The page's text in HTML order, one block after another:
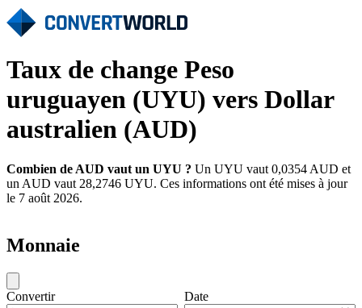
Taux de change Peso
uruguayen (UYU) vers Dollar
australien (AUD)
Combien de AUD vaut un UYU ? Un UYU vaut 0,0354 AUD et
un AUD vaut 28,2746 UYU. Ces informations ont été mises à jour
le 7 août 2026.
Monnaie
Convertir Date